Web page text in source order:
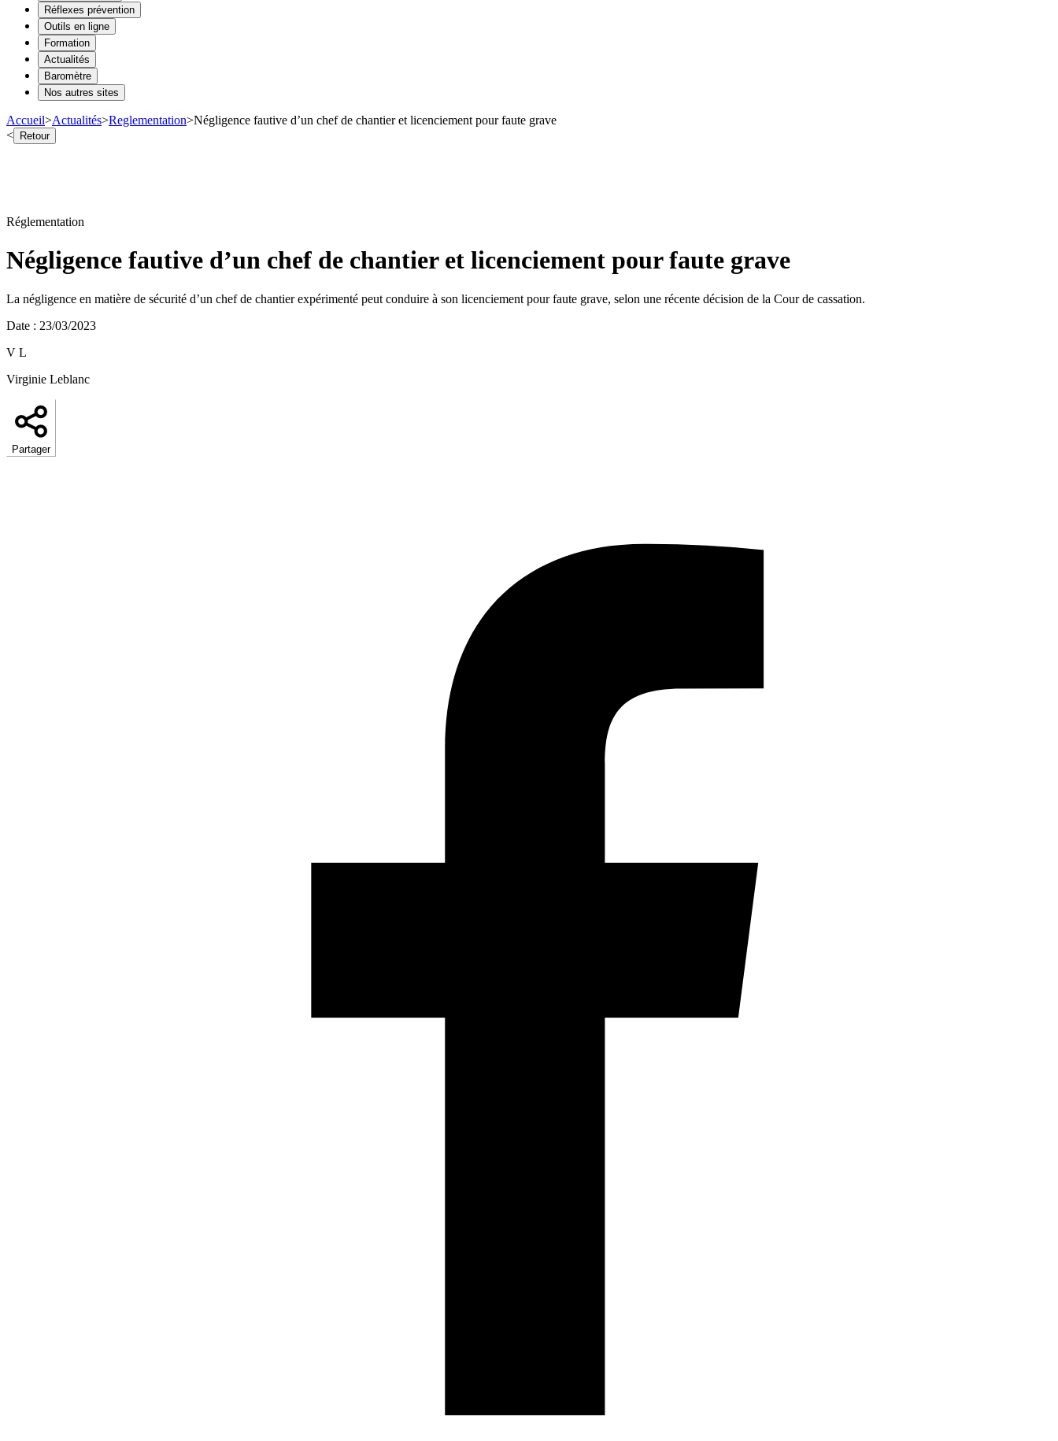
Réflexes prévention
Outils en ligne
Formation
Actualités
Baromètre
Nos autres sites
Accueil>Actualités>Reglementation>Négligence fautive d’un chef de chantier et licenciement pour faute grave
< Retour
Réglementation
Négligence fautive d’un chef de chantier et licenciement pour faute grave
La négligence en matière de sécurité d’un chef de chantier expérimenté peut conduire à son licenciement pour faute grave, selon une récente décision de la Cour de cassation.
Date : 23/03/2023
V L
Virginie Leblanc
Partager